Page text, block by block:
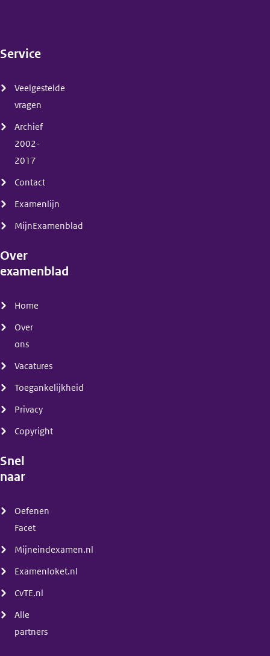
Service
Veelgestelde
vragen
Archief
2002-
2017
Contact
Examenlijn
MijnExamenblad
Over
examenblad
Home
Over
ons
Vacatures
Toegankelijkheid
Privacy
Copyright
Snel
naar
Oefenen
Facet
Mijneindexamen.nl
Examenloket.nl
CvTE.nl
Alle
partners